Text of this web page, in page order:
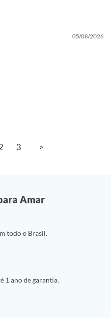
05/08/2026
3 >
Amar
todo o Brasil.
1 ano de garantia.